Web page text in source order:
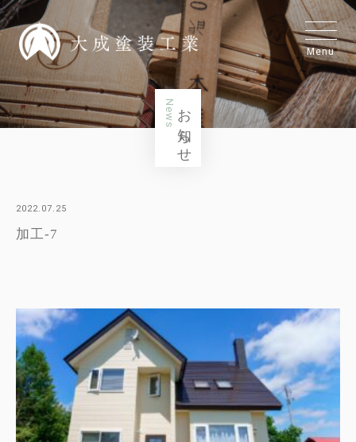
Menu
お知らせ
News
2022.07.25
加工-7